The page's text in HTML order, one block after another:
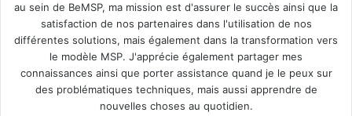
au sein de BeMSP, ma mission est d'assurer le succès ainsi que la
satisfaction de nos partenaires dans l'utilisation de nos
différentes solutions, mais également dans la transformation vers
le modèle MSP. J'apprécie également partager mes
connaissances ainsi que porter assistance quand je le peux sur
des problématiques techniques, mais aussi apprendre de
nouvelles choses au quotidien.